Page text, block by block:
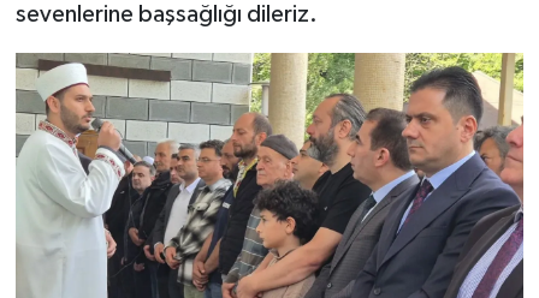
sevenlerine başsağlığı dileriz.